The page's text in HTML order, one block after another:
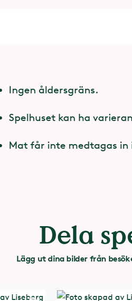
Ingen åldersgräns.
Spelhuset kan ha
Mat får inte medtagas in
Dela
Lägg ut dina bilder från